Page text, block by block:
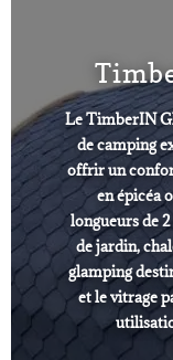
Le TimberIN
de camping
offrir un
en épicéa
longueurs de
de jardin,
glamping
et le vitrage